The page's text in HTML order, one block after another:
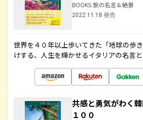
BOOKS 旅の名言＆絶景
2022.11.18 発売
世界を４０年以上歩いてきた「地球の歩
けする、人生を輝かせるイタリアの名言
共感と勇気がわく
１００